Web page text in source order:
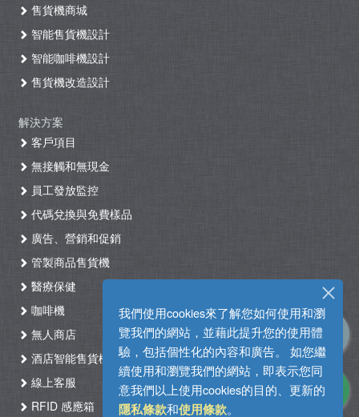
我們使用cookies來了解您如何使用和瀏
覽我們的網站，並藉此提升您的使用體
驗，包括個性化的內容和廣告。 如您繼
續使用和瀏覽我們的網站，即表示您同
意我們以上使用cookies的目的、更新的
隱私條款和使用條款。
售貨機商城
智能售貨機設計
智能咖啡機設計
售貨機改造設計
解決方案
客戶項目
無接觸和無現金
員工發放監控
代碼兌換與免費樣品
廣告、營銷和促銷
管製商品售貨機
醫療保健
咖啡機
無人商店
酒店智能售貨機自助入住系統
線上客服
RFID 感應箱